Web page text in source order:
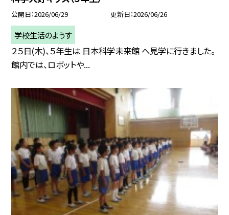
公開日 2026/06/29 更新日 2026/06/26
学校生活のようす
２５日(木)、５年生は 日本科学未来館 へ見学に行きました。
館内では、ロボットや...